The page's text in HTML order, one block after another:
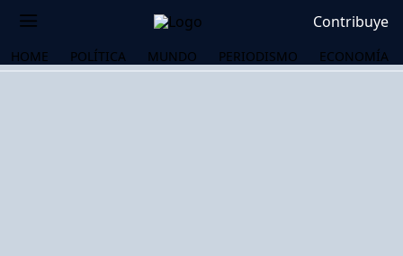
Contribuye
HOME POLÍTICA MUNDO PERIODISMO ECONOMÍA